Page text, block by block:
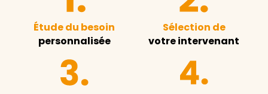
Étude du besoin
personnalisée
Sélection de
votre intervenant